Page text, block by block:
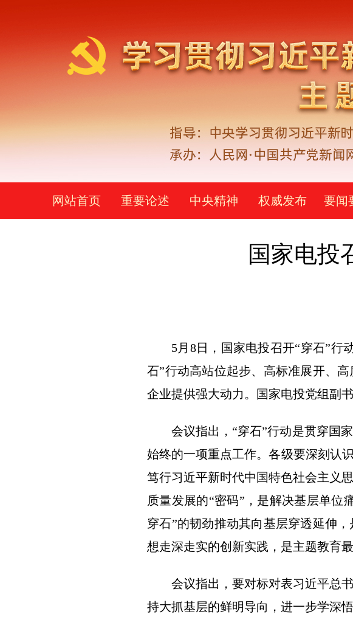
网站首页 重要论述 中央精神 权威发布 要闻
国家电投
5月8日，国家电投召开“穿石”行
石”行动高站位起步、高标准展开、
企业提供强大动力。国家电投党组副
会议指出，“穿石”行动是贯穿国
始终的一项重点工作。各级要深刻认
笃行习近平新时代中国特色社会主义
质量发展的“密码”，是解决基层单位
穿石”的韧劲推动其向基层穿透延伸
想走深走实的创新实践，是主题教育
会议指出，要对标对表习近平总
持大抓基层的鲜明导向，进一步学深